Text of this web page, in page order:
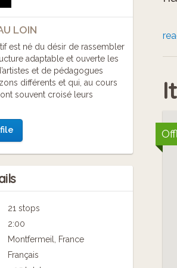
LOIN
est né du désir de rassembler
adaptable et ouverte les
et de pédagogues
différents et qui, au cours
souvent croisé leurs
comédiens, musiciens,
photographes.
ateliers et parcours
AU LOIN s’inspire de
et propose aux
scolaires, villes,
musées, centres sociaux et
parcours et à la voix de chacun.
LOIN aime prendre le temps
de partager des histoires,
et collectives, pour construire
21 stops
2:00
Montfermeil, France
Français
la